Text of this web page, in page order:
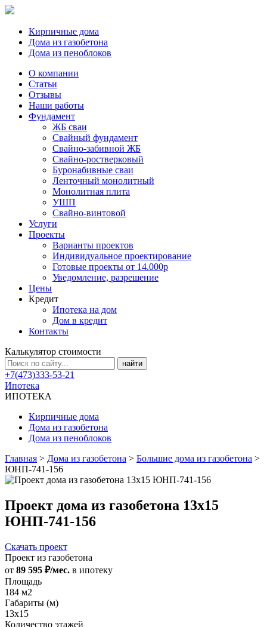
Кирпичные дома
Дома из газобетона
Дома из пеноблоков
О компании
Статьи
Отзывы
Наши работы
Фундамент
ЖБ сваи
Свайный фундамент
Свайно-забивной ЖБ
Свайно-ростверковый
Буронабивные сваи
Ленточный монолитный
Монолитная плита
УШП
Свайно-винтовой
Услуги
Проекты
Варианты проектов
Индивидуальное проектирование
Готовые проекты от 14.000р
Уведомление, разрешение
Цены
Кредит
Ипотека на дом
Дом в кредит
Контакты
Калькулятор стоимости
+7(473)333-53-21
Ипотека
ИПОТЕКА
Кирпичные дома
Дома из газобетона
Дома из пеноблоков
Главная > Дома из газобетона > Большие дома из газобетона >
ЮНП-741-156
Проект дома из газобетона 13х15
ЮНП-741-156
Скачать проект
Проект из газобетона
от 89 595 ₽/мес. в ипотеку
Площадь
184 м2
Габариты (м)
13х15
Количество этажей